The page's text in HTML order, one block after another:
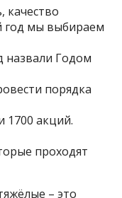
качество
год мы выбираем
назвали Годом
порядка
1700 акций.
проходят
– это